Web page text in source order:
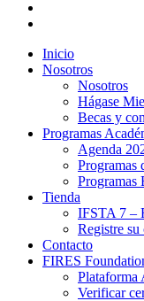
Inicio
Nosotros
Nosotros
Hágase
Becas y
Programas
Agenda
Programas
Programas
Tienda
IFSTA 7 –
Registre su
Contacto
FIRES
Plataforma
Verificar